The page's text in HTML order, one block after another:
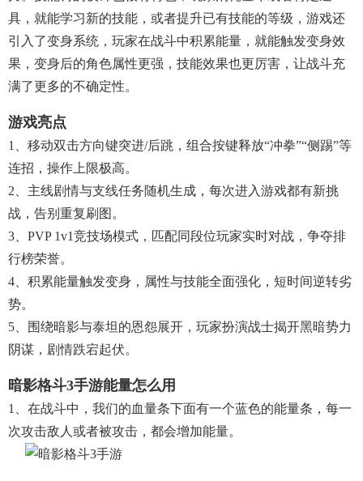
具，就能学习新的技能，或者提升已有技能的等级，游戏还
引入了变身系统，玩家在战斗中积累能量，就能触发变身效
果，变身后的角色属性更强，技能效果也更厉害，让战斗充
满了更多的不确定性。
游戏亮点
1、移动双击方向键突进/后跳，组合按键释放“冲拳”“侧踢”等
连招，操作上限极高。
2、主线剧情与支线任务随机生成，每次进入游戏都有新挑
战，告别重复刷图。
3、PVP 1v1竞技场模式，匹配同段位玩家实时对战，争夺排
行榜荣誉。
4、积累能量触发变身，属性与技能全面强化，短时间逆转劣
势。
5、围绕暗影与泰坦的恩怨展开，玩家扮演战士揭开黑暗势力
阴谋，剧情跌宕起伏。
暗影格斗3手游能量怎么用
1、在战斗中，我们的血量条下面有一个蓝色的能量条，每一
次攻击敌人或者被攻击，都会增加能量。